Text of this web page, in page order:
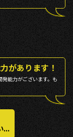
があります！
能力がございます。も
...